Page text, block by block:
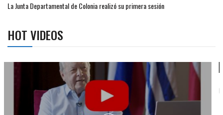
La Junta Departamental de Colonia realizó su primera sesión
HOT VIDEOS
Campaña de turismo otoño-invierno